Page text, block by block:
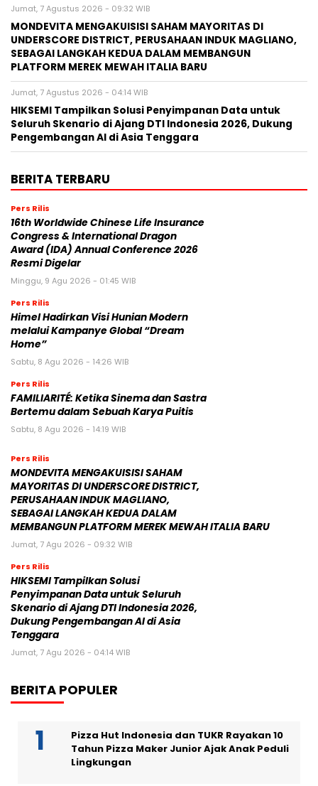
Jumat, 7 Agustus 2026 - 09:32 WIB
MONDEVITA MENGAKUISISI SAHAM MAYORITAS DI
UNDERSCORE DISTRICT, PERUSAHAAN INDUK MAGLIANO,
SEBAGAI LANGKAH KEDUA DALAM MEMBANGUN
PLATFORM MEREK MEWAH ITALIA BARU
Jumat, 7 Agustus 2026 - 04:14 WIB
HIKSEMI Tampilkan Solusi Penyimpanan Data untuk
Seluruh Skenario di Ajang DTI Indonesia 2026, Dukung
Pengembangan AI di Asia Tenggara
BERITA TERBARU
Pers Rilis
16th Worldwide Chinese Life Insurance
Congress & International Dragon
Award (IDA) Annual Conference 2026
Resmi Digelar
Minggu, 9 Agu 2026 - 01:45 WIB
Pers Rilis
Himel Hadirkan Visi Hunian Modern
melalui Kampanye Global “Dream
Home”
Sabtu, 8 Agu 2026 - 14:26 WIB
Pers Rilis
FAMILIARITÉ: Ketika Sinema dan Sastra
Bertemu dalam Sebuah Karya Puitis
Sabtu, 8 Agu 2026 - 14:19 WIB
Pers Rilis
MONDEVITA MENGAKUISISI SAHAM
MAYORITAS DI UNDERSCORE DISTRICT,
PERUSAHAAN INDUK MAGLIANO,
SEBAGAI LANGKAH KEDUA DALAM
MEMBANGUN PLATFORM MEREK MEWAH ITALIA BARU
Jumat, 7 Agu 2026 - 09:32 WIB
Pers Rilis
HIKSEMI Tampilkan Solusi
Penyimpanan Data untuk Seluruh
Skenario di Ajang DTI Indonesia 2026,
Dukung Pengembangan AI di Asia
Tenggara
Jumat, 7 Agu 2026 - 04:14 WIB
BERITA POPULER
Pizza Hut Indonesia dan TUKR Rayakan 10
Tahun Pizza Maker Junior Ajak Anak Peduli
Lingkungan